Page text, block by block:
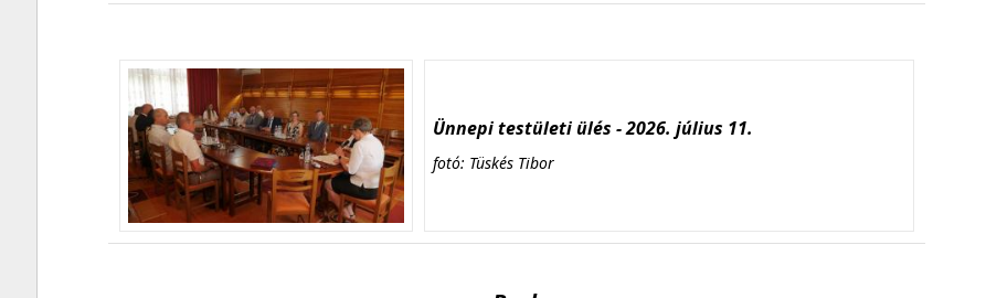
Ünnepi testületi ülés - 2026. július 11.
fotó: Tüskés Tibor